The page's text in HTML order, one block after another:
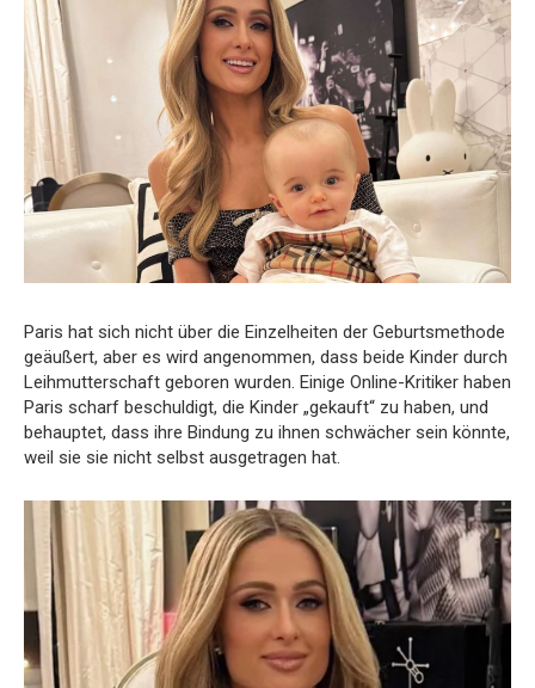
Paris hat sich nicht über die Einzelheiten der Geburtsmethode
geäußert, aber es wird angenommen, dass beide Kinder durch
Leihmutterschaft geboren wurden. Einige Online-Kritiker haben
Paris scharf beschuldigt, die Kinder „gekauft“ zu haben, und
behauptet, dass ihre Bindung zu ihnen schwächer sein könnte,
weil sie sie nicht selbst ausgetragen hat.